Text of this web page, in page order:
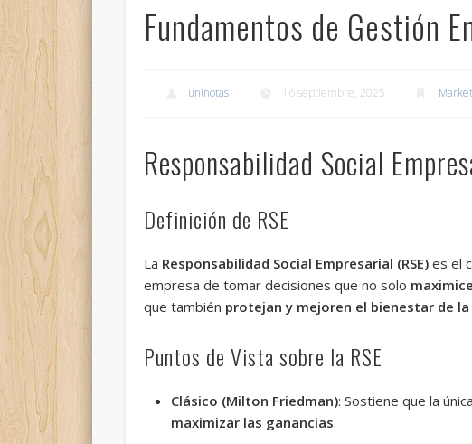
Fundamentos de Gestión
uninotas 16 septiembre, 2025
Responsabilidad Social
Definición de RSE
La Responsabilidad Social Empresarial (RSE)es el
empresa de tomar decisiones que no solo
que también protejan y mejoren el bienestar de
Puntos de Vista sobre la RSE
Clásico (Milton Friedman): Sostiene que la
maximizar las ganancias.